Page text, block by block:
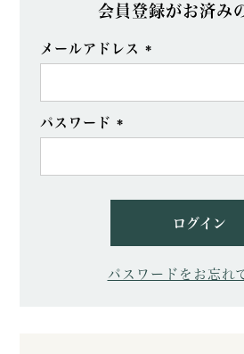
会員登録がお済み
メールアドレス
パスワード
ログイン
パスワードをお忘れ